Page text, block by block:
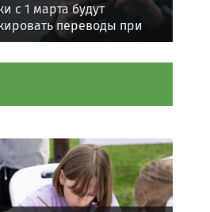
с 1 марта будут
переводы при
вируса на